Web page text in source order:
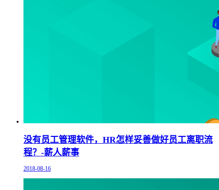
没有员工管理软件，HR怎样妥善做好员工离职流
程？-薪人薪事
2018-08-16